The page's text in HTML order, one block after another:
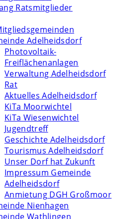
Ratsmitglieder
Adelheidsdorf
Photovoltaik-
Freiflächenanlagen
Verwaltung Adelheidsdorf
Rat
Aktuelles Adelheidsdorf
KiTa Moorwichtel
KiTa Wiesenwichtel
Jugendtreff
Geschichte Adelheidsdorf
Tourismus Adelheidsdorf
Unser Dorf hat Zukunft
Impressum Gemeinde
Adelheidsdorf
Anmietung DGH Großmoor
Nienhagen
Wathlingen